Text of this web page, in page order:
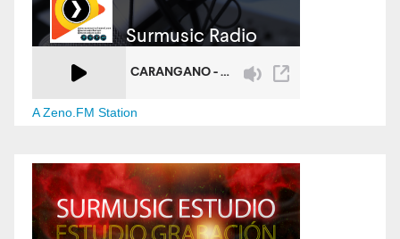
A Zeno.FM Station